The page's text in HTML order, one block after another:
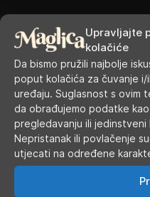
Upravljajte
kolačiće
Da bismo pružili najbolje
poput kolačića za čuvanje i/
uređaju. Suglasnost s ovim
da obrađujemo podatke
pregledavanju ili
Nepristanak ili povlačenje
utjecati na određene